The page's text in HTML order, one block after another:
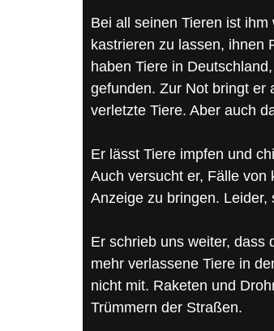
Bei all seinen Tieren ist
kastrieren zu lassen, ihnen
haben Tiere in
gefunden. Zur Not bringt er
verletzte Tiere. Aber auch
Er lässt Tiere impfen und
Auch versucht er, Fälle von
Anzeige zu bringen.
Er schrieb uns weiter, dass
mehr verlassene Tiere in
nicht mit. Raketen und
Trümmern der Straßen.